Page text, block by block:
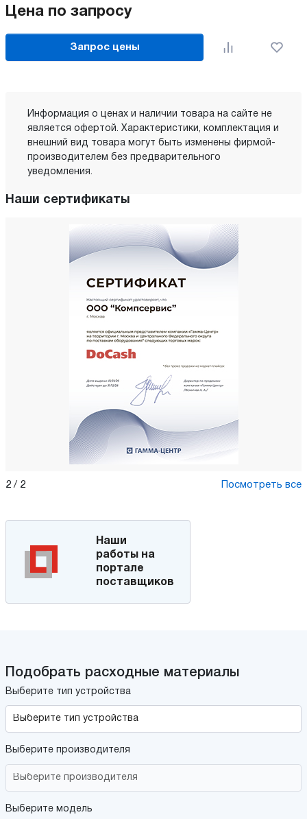
Цена по запросу
Запрос цены
Информация о ценах и наличии товара на сайте не
является офертой. Характеристики, комплектация и
внешний вид товара могут быть изменены фирмой-
производителем без предварительного
уведомления.
Наши сертификаты
2 / 2 Посмотреть все
Наши
работы на
портале
поставщиков
Подобрать расходные материалы
Выберите тип устройства
Выберите производителя
Выберите модель